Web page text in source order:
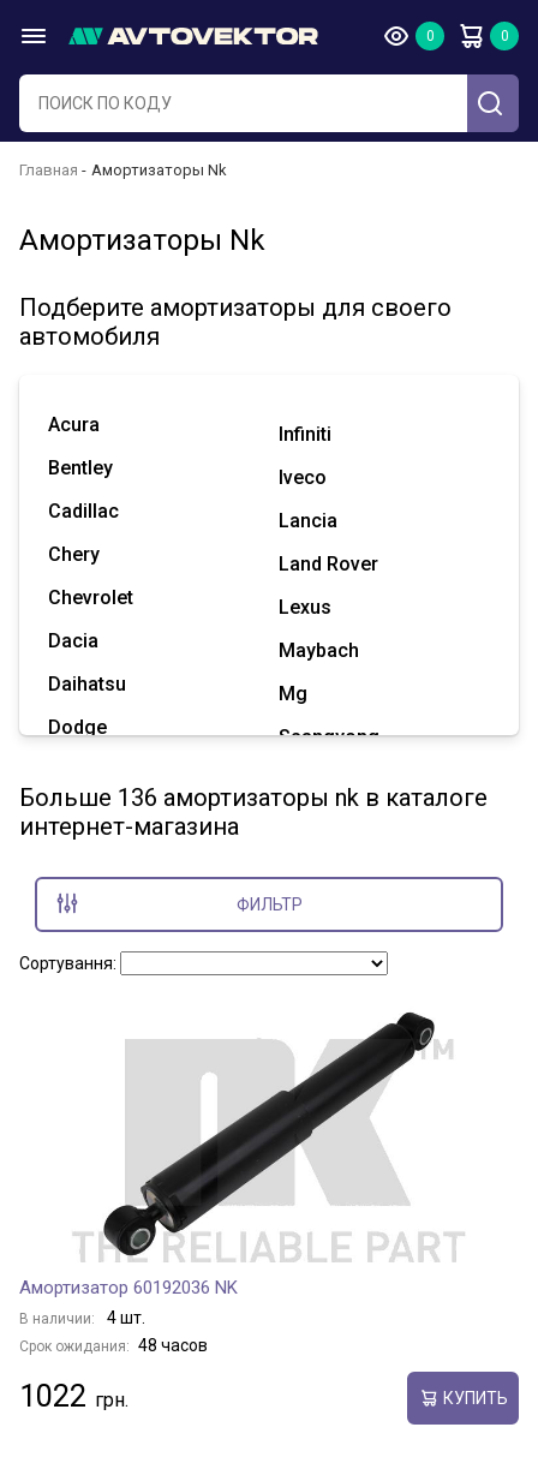
Главная Амортизаторы Nk
Амортизаторы Nk
Подберите амортизаторы для своего
автомобиля
Acura
Bentley
Cadillac
Chery
Chevrolet
Dacia
Daihatsu
Dodge
Great Wall
Hummer
Infiniti
Iveco
Lancia
Land Rover
Lexus
Maybach
Mg
Ssangyong
Показать все марки
Больше 136 амортизаторы nk в каталоге
интернет-магазина
ФИЛЬТР
Сортування:
Амортизатор 60192036 NK
В наличии: 4 шт.
Срок ожидания: 48 часов
1022 КУПИТЬ